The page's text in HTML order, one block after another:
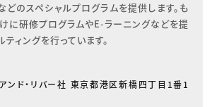
どのスペシャルプログラムを提供します。も
に研修プログラムやE-ラーニングなどを提
ィングを行っています。
ンド・リバー社 東京都港区新橋四丁目1番1